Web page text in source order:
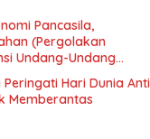
Pancasila,
(Pergolakan
Undang-Undang
Bangsa Menuju
Hari Dunia Anti
Memberantas